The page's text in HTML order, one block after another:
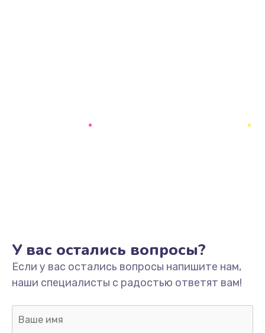
У вас остались вопросы?
Если у вас остались вопросы напишите нам,
наши специалисты с радостью ответят вам!